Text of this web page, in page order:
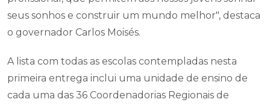
seus sonhos e construir um mundo melhor", destaca
o governador Carlos Moisés.
A lista com todas as escolas contempladas nesta
primeira entrega inclui uma unidade de ensino de
cada uma das 36 Coordenadorias Regionais de